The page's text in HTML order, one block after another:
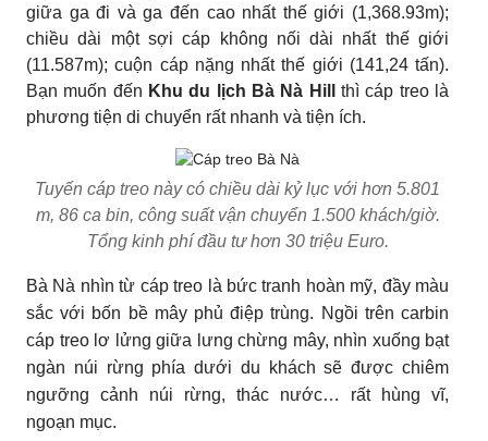
giữa ga đi và ga đến cao nhất thế giới (1,368.93m);
chiều dài một sợi cáp không nối dài nhất thế giới
(11.587m); cuộn cáp nặng nhất thế giới (141,24 tấn).
Bạn muốn đến Khu du lịch Bà Nà Hill
thì cáp treo là
phương tiện di chuyển rất nhanh và tiện ích.
Tuyến cáp treo này có chiều dài kỷ lục với hơn 5.801
m, 86 ca bin, công suất vận chuyển 1.500 khách/giờ.
Tổng kinh phí đầu tư hơn 30 triệu Euro.
Bà Nà nhìn từ cáp treo là bức tranh hoàn mỹ, đầy màu
sắc với bốn bề mây phủ điệp trùng. Ngồi trên carbin
cáp treo lơ lửng giữa lưng chừng mây, nhìn xuống bạt
ngàn núi rừng phía dưới du khách sẽ được chiêm
ngưỡng cảnh núi rừng, thác nước… rất hùng vĩ,
ngoạn mục.